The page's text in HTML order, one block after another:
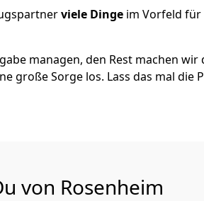
viele Dinge im Vorfeld für
managen, den Rest machen
große Sorge los. Lass das mal die
von Rosenheim